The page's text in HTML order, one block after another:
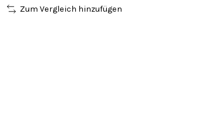
Zum Vergleich hinzufügen